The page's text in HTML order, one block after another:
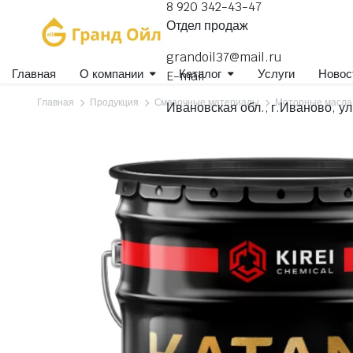
8 920 342-43-47
Отдел продаж
grandoil37@mail.ru
E-mail
Ивановская обл., г.Иваново,
Главная О компании Каталог
Для коммерческого транспорта
Для легковых автомобилей
Для селхозтехники
Компрессорные, вакуумные масла
Масла индустриальные
Масла специального назначения
Услуги
Главная Продукция Смазочные материалы Моторные масла